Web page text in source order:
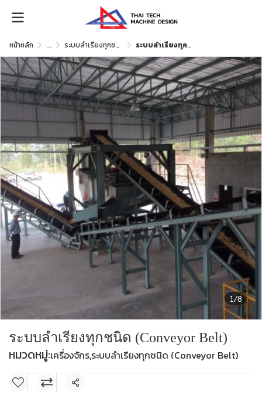
หน้าหลัก ... ระบบลำเรียงทุกชนิด (Conveyor Belt) ระบบลำเรียงทุกชนิด (Conveyor Belt)
1/8
ระบบลำเรียงทุกชนิด (Conveyor Belt)
หมวดหมู่:เครื่องจักร,ระบบลำเรียงทุกชนิด (Conveyor Belt)
แชร์